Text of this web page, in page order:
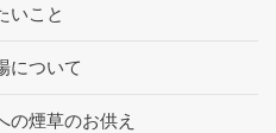
いこと
について
の煙草のお供え